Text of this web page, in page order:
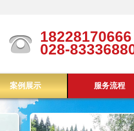
18228170666
028-
案例展示 服务流程